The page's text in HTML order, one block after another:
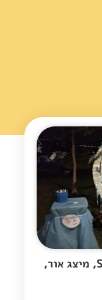
סוג פעילות: Street theater, מיצג אור,